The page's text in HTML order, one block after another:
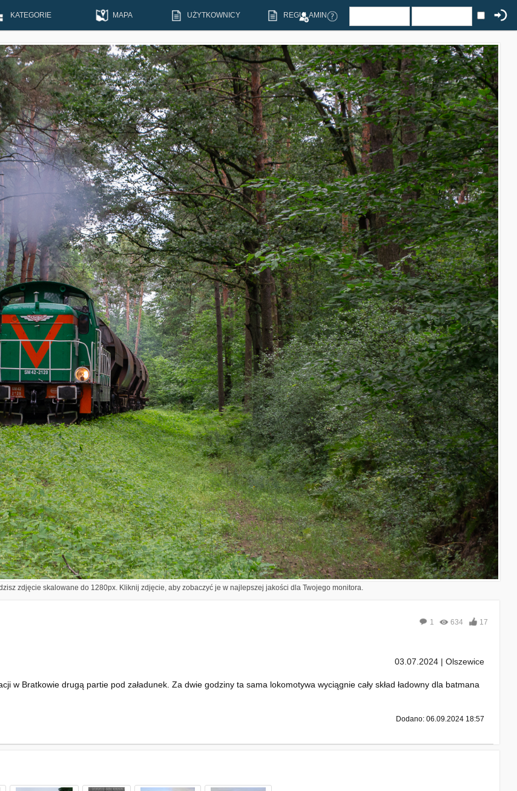
KATEGORIE MAPA UŻYTKOWNICY REGULAMIN
zdjęcie skalowane do 1280px. Kliknij zdjęcie, aby zobaczyć je w najlepszej jakości dla Twojego monitora.
1 634 17
03.07.2024 | Olszewice
w Bratkowie drugą partie pod załadunek. Za dwie godziny ta sama lokomotywa wyciągnie cały skład ładowny dla batmana
Dodano: 06.09.2024 18:57